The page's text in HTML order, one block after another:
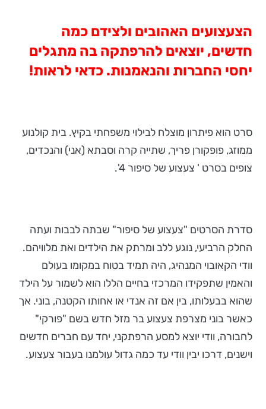
הצעצועים האהובים ולצידם כמה
חדשים, יוצאים להרפתקה בה מתגלים
יחסי החברות והנאמנות. כדאי לראות!
סרט הוא פיתרון מוצלח לבילוי משפחתי בקיץ. בית קולנוע
ממוזג, פופקורן פריך, שתייה קרה וסבתא (אני) והנכדים,
צופים בסרט ' צעצוע של סיפור 4'.
סדרת הסרטים "צעצוע של סיפור" שבתה לבבות ועתה
החלק הרביעי, נוגע ללב ומרתק את הילדים ואת מלוויהם.
וודי הקאובוי המנהיג, היה תמיד בטוח במקומו בעולם
והאמין שתפקידו המרכזי בחיים הללו הוא לשמור על הילד
שהוא בבעלותו, בין אם זה אנדי או אחותו הקטנה, בוני. אך
כאשר בוני מצרפת צעצוע בר מזל חדש בשם "פורקי"
לחבורה, וודי יוצא למסע הרפתקני, יחד עם חברים חדשים
וישנים, דרכו יבין וודי עד כמה גדול עולמנו בעבור צעצוע.